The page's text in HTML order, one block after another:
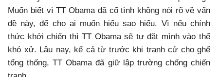
Muốn biết vì TT Obama đã cố tình không nói rõ về vấn
đề này, để cho ai muốn hiểu sao hiểu. Vì nếu chính
thức khởi chiến thì TT Obama sẽ tự đặt mình vào thế
khó xử. Lâu nay, kể cả từ trước khi tranh cử cho ghế
tổng thống, TT Obama đã giữ lập trường chống chiến